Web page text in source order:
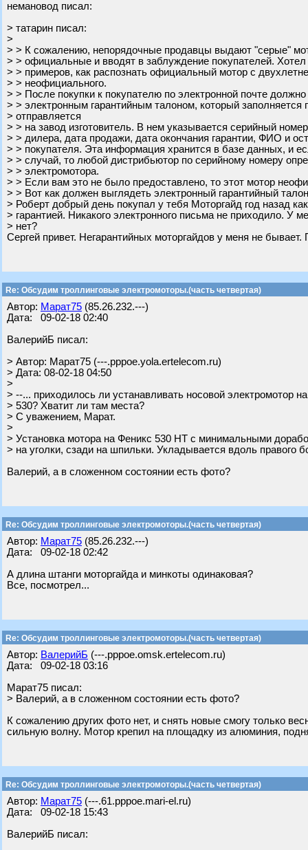
немановод писал:
> татарин писал:
>
> > К сожалению, непорядочные продавцы выдают "серые"
> > официальные и вводят в заблуждение покупателей.
> > примеров, как распознать официальный мотор с
> > неофициального.
> > После покупки к покупателю по электронной почте
> > электронным гарантийным талоном, который заполняется
> отправляется
> > на завод изготовитель. В нем указывается серийный
> > дилера, дата продажи, дата окончания гарантии, ФИО и
> > покупателя. Эта информация хранится в базе данных, и
> > случай, то любой дистрибьютор по серийному номеру
> > электромотора.
> > Если вам это не было предоставлено, то этот мотор
> > Вот как должен выглядеть электронный гарантийный
> Роберт добрый день покупал у тебя Моторгайд год назад
> гарантией. Никакого электронного письма не приходило. У
> нет?
Сергей привет. Негарантийных моторгайдов у меня не
Re: Обсудим троллинговые электромоторы.(часть четвертая)
Автор: Марат75 (85.26.232.---)
Дата: 09-02-18 02:40
ВалерийБ писал:
> Автор: Марат75 (---.pppoe.yola.ertelecom.ru)
> Дата: 08-02-18 04:50
>
> --... приходилось ли устанавливать носовой электромотор
> 530? Хватит ли там места?
> С уважением, Марат.
>
> Установка мотора на Феникс 530 НТ с минимальными
> на уголки, сзади на шпильки. Укладывается вдоль правого
Валерий, а в сложенном состоянии есть фото?
Re: Обсудим троллинговые электромоторы.(часть четвертая)
Автор: Марат75 (85.26.232.---)
Дата: 09-02-18 02:42
А длина штанги моторгайда и минкоты одинаковая?
Все, посмотрел...
Re: Обсудим троллинговые электромоторы.(часть четвертая)
Автор: ВалерийБ (---.pppoe.omsk.ertelecom.ru)
Дата: 09-02-18 03:16
Марат75 писал:
> Валерий, а в сложенном состоянии есть фото?
К сожалению других фото нет, и снять новые смогу только
сильную волну. Мотор крепил на площадку из алюминия,
Re: Обсудим троллинговые электромоторы.(часть четвертая)
Автор: Марат75 (---.61.pppoe.mari-el.ru)
Дата: 09-02-18 15:43
ВалерийБ писал: